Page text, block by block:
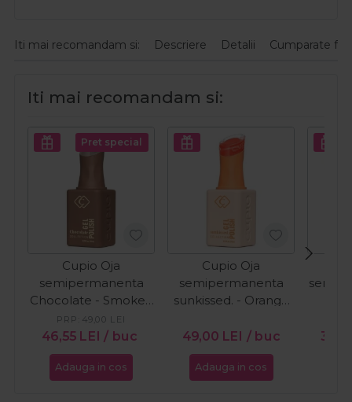
Iti mai recomandam si: Descriere Detalii Cumparate
Iti mai recomandam si:
Pret special
Cupio Oja
semipermanenta
Chocolate - Smoked
Cacao 15ml
46,55 LEI / buc
PRP: 49,00 LEI
Adauga in cos
Cupio Oja
semipermanenta
sunkissed. - Orange
49,00 LEI / buc
Adauga in cos